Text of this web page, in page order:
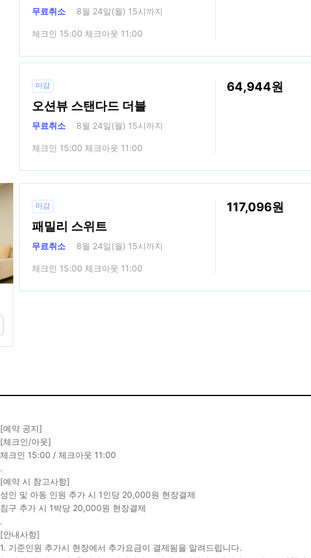
무료취소 8월 24일(월) 15시까지
체크인 15:00 체크아웃 11:00
마감
오션뷰 스탠다드 더블
무료취소 8월 24일(월) 15시까지
체크인 15:00 체크아웃 11:00
64,944
마감
패밀리 스위트
무료취소 8월 24일(월) 15시까지
체크인 15:00 체크아웃 11:00
117,096
[예약 공지]
[체크인/아웃]
체크인 15:00 / 체크아웃 11:00
.
[예약 시 참고사항]
성인 및 아동 인원 추가 시 1인당 20,000원 현장결제
침구 추가 시 1박당 20,000원 현장결제
.
[안내사항]
1. 기준인원 추가시 현장에서 추가요금이 결제됨을 알려드립니다.